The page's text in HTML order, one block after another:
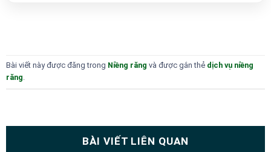
Bài viết này được đăng trong Niềng răng và được gắn thẻ dịch vụ niềng
răng.
BÀI VIẾT LIÊN QUAN